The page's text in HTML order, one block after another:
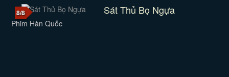
8/8 Sát Thủ Bọ Ngựa
Phim Hàn Quốc